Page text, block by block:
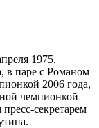
1975,
в паре с Романом
2006 года,
чемпионкой
секретарем